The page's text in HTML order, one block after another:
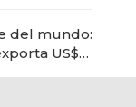
del mundo:
US$